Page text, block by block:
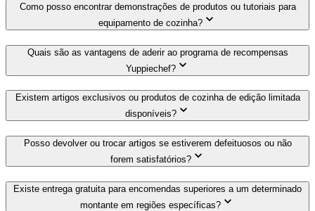
Como posso encontrar demonstrações de produtos ou tutoriais para
equipamento de cozinha?
Quais são as vantagens de aderir ao programa de recompensas
Yuppiechef?
Existem artigos exclusivos ou produtos de cozinha de edição limitada
disponíveis?
Posso devolver ou trocar artigos se estiverem defeituosos ou não
forem satisfatórios?
Existe entrega gratuita para encomendas superiores a um determinado
montante em regiões específicas?